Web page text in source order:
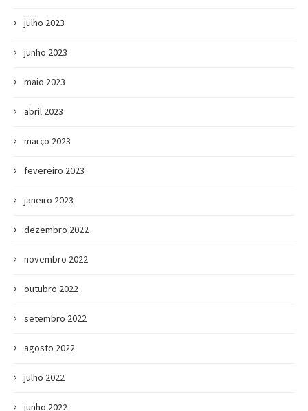
julho 2023
junho 2023
maio 2023
abril 2023
março 2023
fevereiro 2023
janeiro 2023
dezembro 2022
novembro 2022
outubro 2022
setembro 2022
agosto 2022
julho 2022
junho 2022